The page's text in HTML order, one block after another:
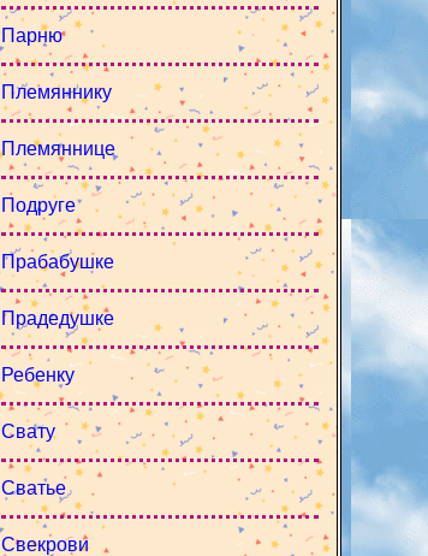
Парню
Племяннику
Племяннице
Подруге
Прабабушке
Прадедушке
Ребенку
Свату
Сватье
Свекрови